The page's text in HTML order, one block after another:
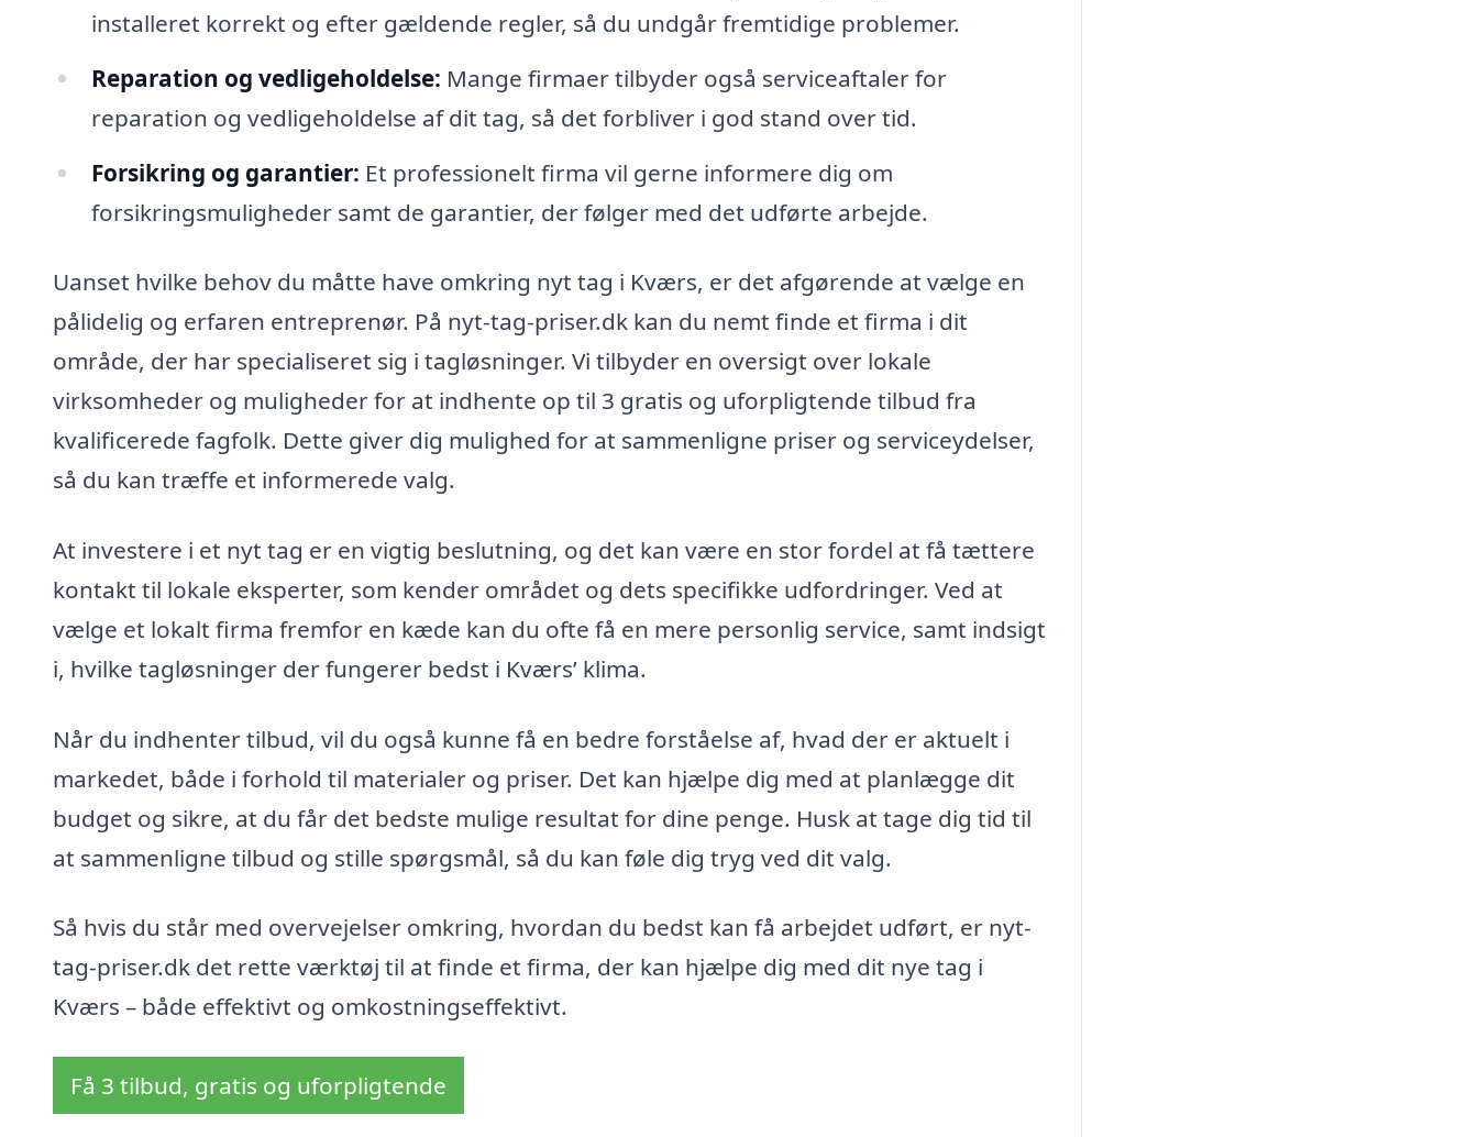
installeret korrekt og efter gældende regler, så du undgår fremtidige problemer.
Reparation og vedligeholdelse: Mange firmaer tilbyder også serviceaftaler for
reparation og vedligeholdelse af dit tag, så det forbliver i god stand over tid.
Forsikring og garantier: Et professionelt firma vil gerne informere dig om
forsikringsmuligheder samt de garantier, der følger med det udførte arbejde.
Uanset hvilke behov du måtte have omkring nyt tag i Kværs, er det afgørende at vælge en
pålidelig og erfaren entreprenør. På nyt-tag-priser.dk kan du nemt finde et firma i dit
område, der har specialiseret sig i tagløsninger. Vi tilbyder en oversigt over lokale
virksomheder og muligheder for at indhente op til 3 gratis og uforpligtende tilbud fra
kvalificerede fagfolk. Dette giver dig mulighed for at sammenligne priser og serviceydelser,
så du kan træffe et informerede valg.
At investere i et nyt tag er en vigtig beslutning, og det kan være en stor fordel at få tættere
kontakt til lokale eksperter, som kender området og dets specifikke udfordringer. Ved at
vælge et lokalt firma fremfor en kæde kan du ofte få en mere personlig service, samt indsigt
i, hvilke tagløsninger der fungerer bedst i Kværs’ klima.
Når du indhenter tilbud, vil du også kunne få en bedre forståelse af, hvad der er aktuelt i
markedet, både i forhold til materialer og priser. Det kan hjælpe dig med at planlægge dit
budget og sikre, at du får det bedste mulige resultat for dine penge. Husk at tage dig tid til
at sammenligne tilbud og stille spørgsmål, så du kan føle dig tryg ved dit valg.
Så hvis du står med overvejelser omkring, hvordan du bedst kan få arbejdet udført, er nyt-
tag-priser.dk det rette værktøj til at finde et firma, der kan hjælpe dig med dit nye tag i
Kværs – både effektivt og omkostningseffektivt.
Få 3 tilbud, gratis og uforpligtende